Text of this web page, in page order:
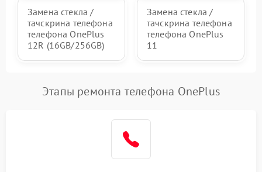
Замена стекла /
тачскрина телефона
телефона OnePlus
12R (16GB/256GB)
Замена стекла /
тачскрина телефона
телефона OnePlus
11
Этапы ремонта телефона OnePlus